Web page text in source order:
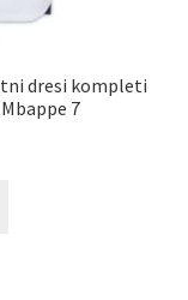
dresi kompleti
7